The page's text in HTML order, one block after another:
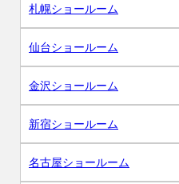
札幌ショールーム
仙台ショールーム
金沢ショールーム
新宿ショールーム
名古屋ショールーム